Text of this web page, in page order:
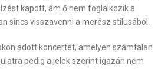
kapott, ám ő nem foglalkozik a
sincs visszavenni a merész stílusából.
adott koncertet, amelyen számtalan
pedig a jelek szerint igazán nem